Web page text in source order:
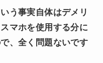
う事実自体はデメリ
マホを使用する分に
、全く問題ないです